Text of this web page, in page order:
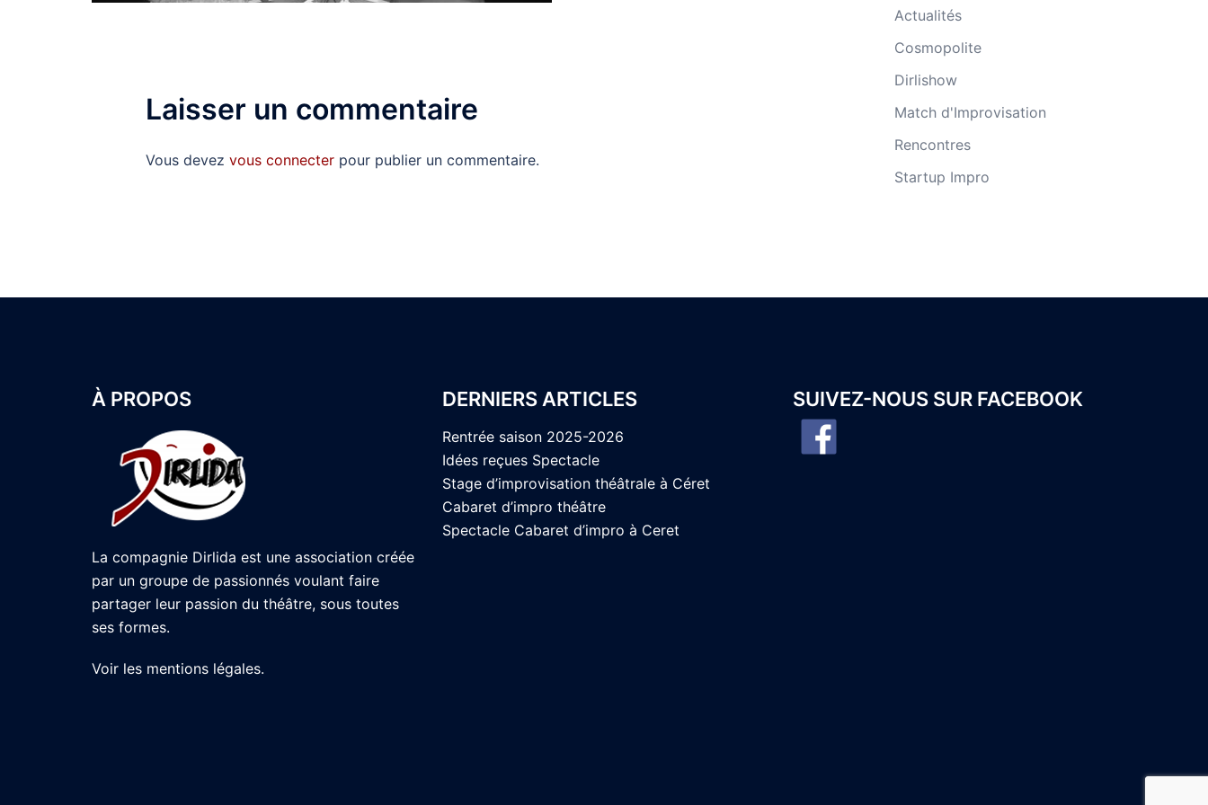
Laisser un commentaire
Vous devez vous connecter pour publier un commentaire.
Actualités
Cosmopolite
Dirlishow
Match d'Improvisation
Rencontres
Startup Impro
À PROPOS
La compagnie Dirlida est une association créée
par un groupe de passionnés voulant faire
partager leur passion du théâtre, sous toutes
ses formes.
Voir les mentions légales.
DERNIERS ARTICLES
Rentrée saison 2025-2026
Idées reçues Spectacle
Stage d’improvisation théâtrale à Céret
Cabaret d’impro théâtre
Spectacle Cabaret d’impro à Ceret
SUIVEZ-NOUS SUR FACEBOOK